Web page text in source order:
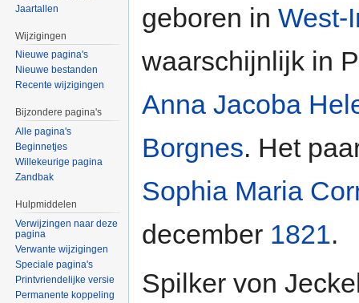
geboren in West-
waarschijnlijk in
Anna Jacoba
Borgnes. Het
Sophia Maria
december 1821.
Spilker von
Jaartallen
Wijzigingen
Nieuwe pagina's
Nieuwe bestanden
Recente wijzigingen
Bijzondere pagina's
Alle pagina's
Beginnetjes
Willekeurige pagina
Zandbak
Hulpmiddelen
Verwijzingen naar deze
pagina
Verwante wijzigingen
Speciale pagina's
Printvriendelijke versie
Permanente koppeling